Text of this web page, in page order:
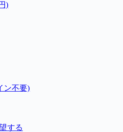
)
ン不要)
する